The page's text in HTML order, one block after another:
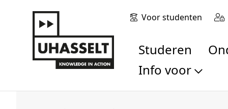
Voor studenten
Studeren
Info voor
Toekomstige